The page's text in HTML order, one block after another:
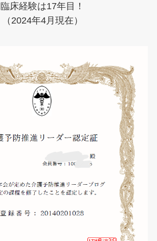
臨床経験は17年目！
（2024年4月現在）